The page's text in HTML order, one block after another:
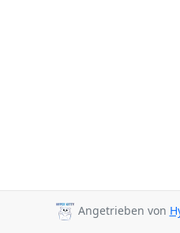
Angetrieben von